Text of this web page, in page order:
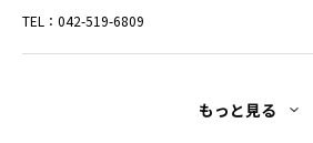
TEL：042-519-6809
もっと見る